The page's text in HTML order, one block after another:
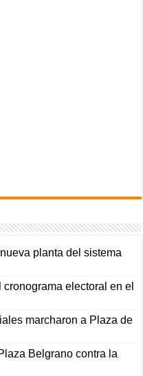
planta del sistema
electoral en el
marcharon a Plaza de
Belgrano contra la